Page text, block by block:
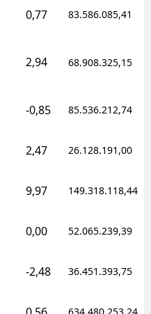
0,77 83.586.085,41
2,94 68.908.325,15
-0,85 85.536.212,74
2,47 26.128.191,00
9,97 149.318.118,44
0,00 52.065.239,39
-2,48 36.451.393,75